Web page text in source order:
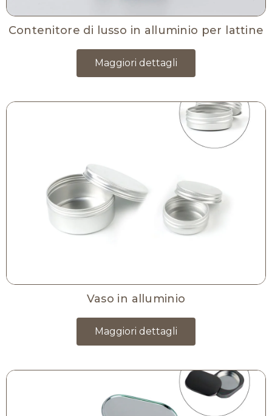
Contenitore di lusso in alluminio per lattine
Maggiori dettagli
Vaso in alluminio
Maggiori dettagli